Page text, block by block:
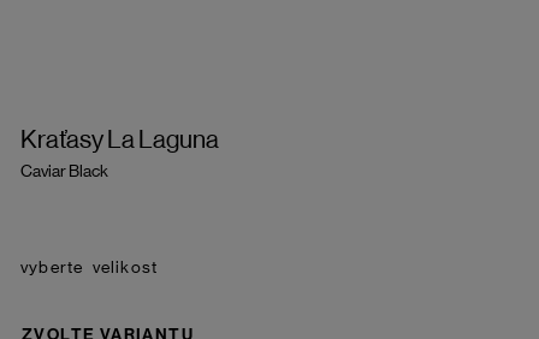
Kraťasy La Laguna
Caviar Black
velikost
ZVOLTE VARIANTU